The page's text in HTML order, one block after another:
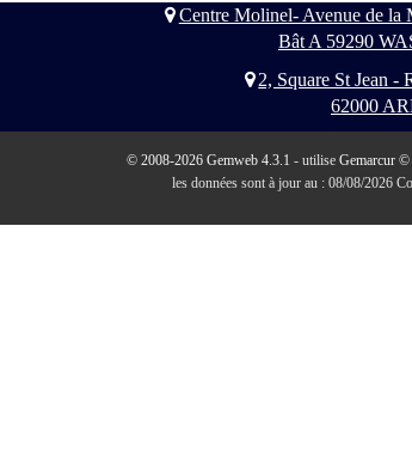
Centre Molinel- Avenue de la
Bât A 59290
2, Square St Jean -
62000
© 2008-2026 Gemweb 4.3.1 - utilise Gemarcur ©
les données sont à jour au : 08/08/2026